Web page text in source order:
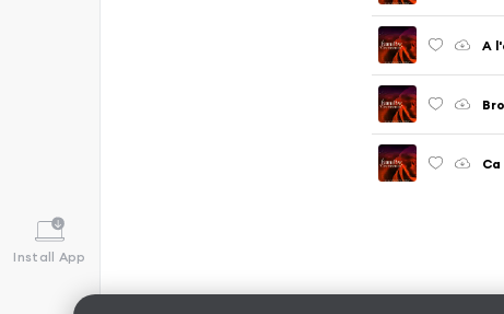
Install App
A